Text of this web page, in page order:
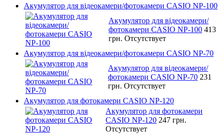
Акумулятор для відеокамери/фотокамери CASIO NP-100
Акумулятор для відеокамери/
фотокамери CASIO NP-100 413
грн. Отсутствует
Акумулятор для відеокамери/фотокамери CASIO NP-70
Акумулятор для відеокамери/
фотокамери CASIO NP-70 231
грн. Отсутствует
Акумулятор для фотокамери CASIO NP-120
Акумулятор для фотокамери
CASIO NP-120 247 грн.
Отсутствует